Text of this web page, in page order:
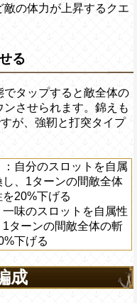
の体力が上昇するクエ
る
でタップすると敵全体の
させられます。錦えも
が、強靭と打突タイプ
：自分のスロットを自属
、1ターンの間敵全体
20%下げる
一味のスロットを自属性
ターンの間敵全体の斬
下げる
成